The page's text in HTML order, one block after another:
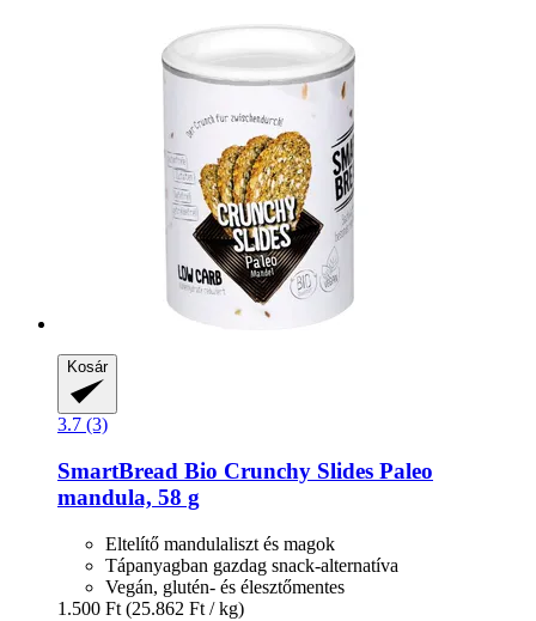
Kosár
3.7 (3)
SmartBread Bio Crunchy Slides Paleo
mandula, 58 g
Eltelítő mandulaliszt és magok
Tápanyagban gazdag snack-alternatíva
Vegán, glutén- és élesztőmentes
1.500 Ft (25.862 Ft / kg)